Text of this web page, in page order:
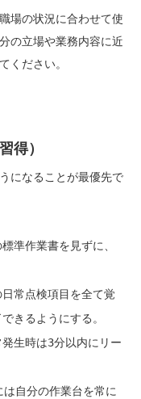
場の状況に合わせて使
の立場や業務内容に近
ください。
得）
になることが最優先で
準作業書を見ずに、
常点検項目を全て覚
きるようにする。
生時は3分以内にリー
自分の作業台を常に